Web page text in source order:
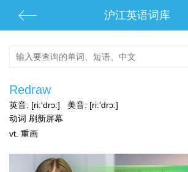
沪江英语词库
Redraw
英音: [ri:'drɔ:] 美音: [ri:'drɔ:]
动词 刷新屏幕
vt. 重画